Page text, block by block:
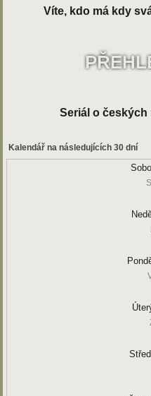
Víte, kdo má kdy
Seriál o českých
Kalendář na následujících 30 dní